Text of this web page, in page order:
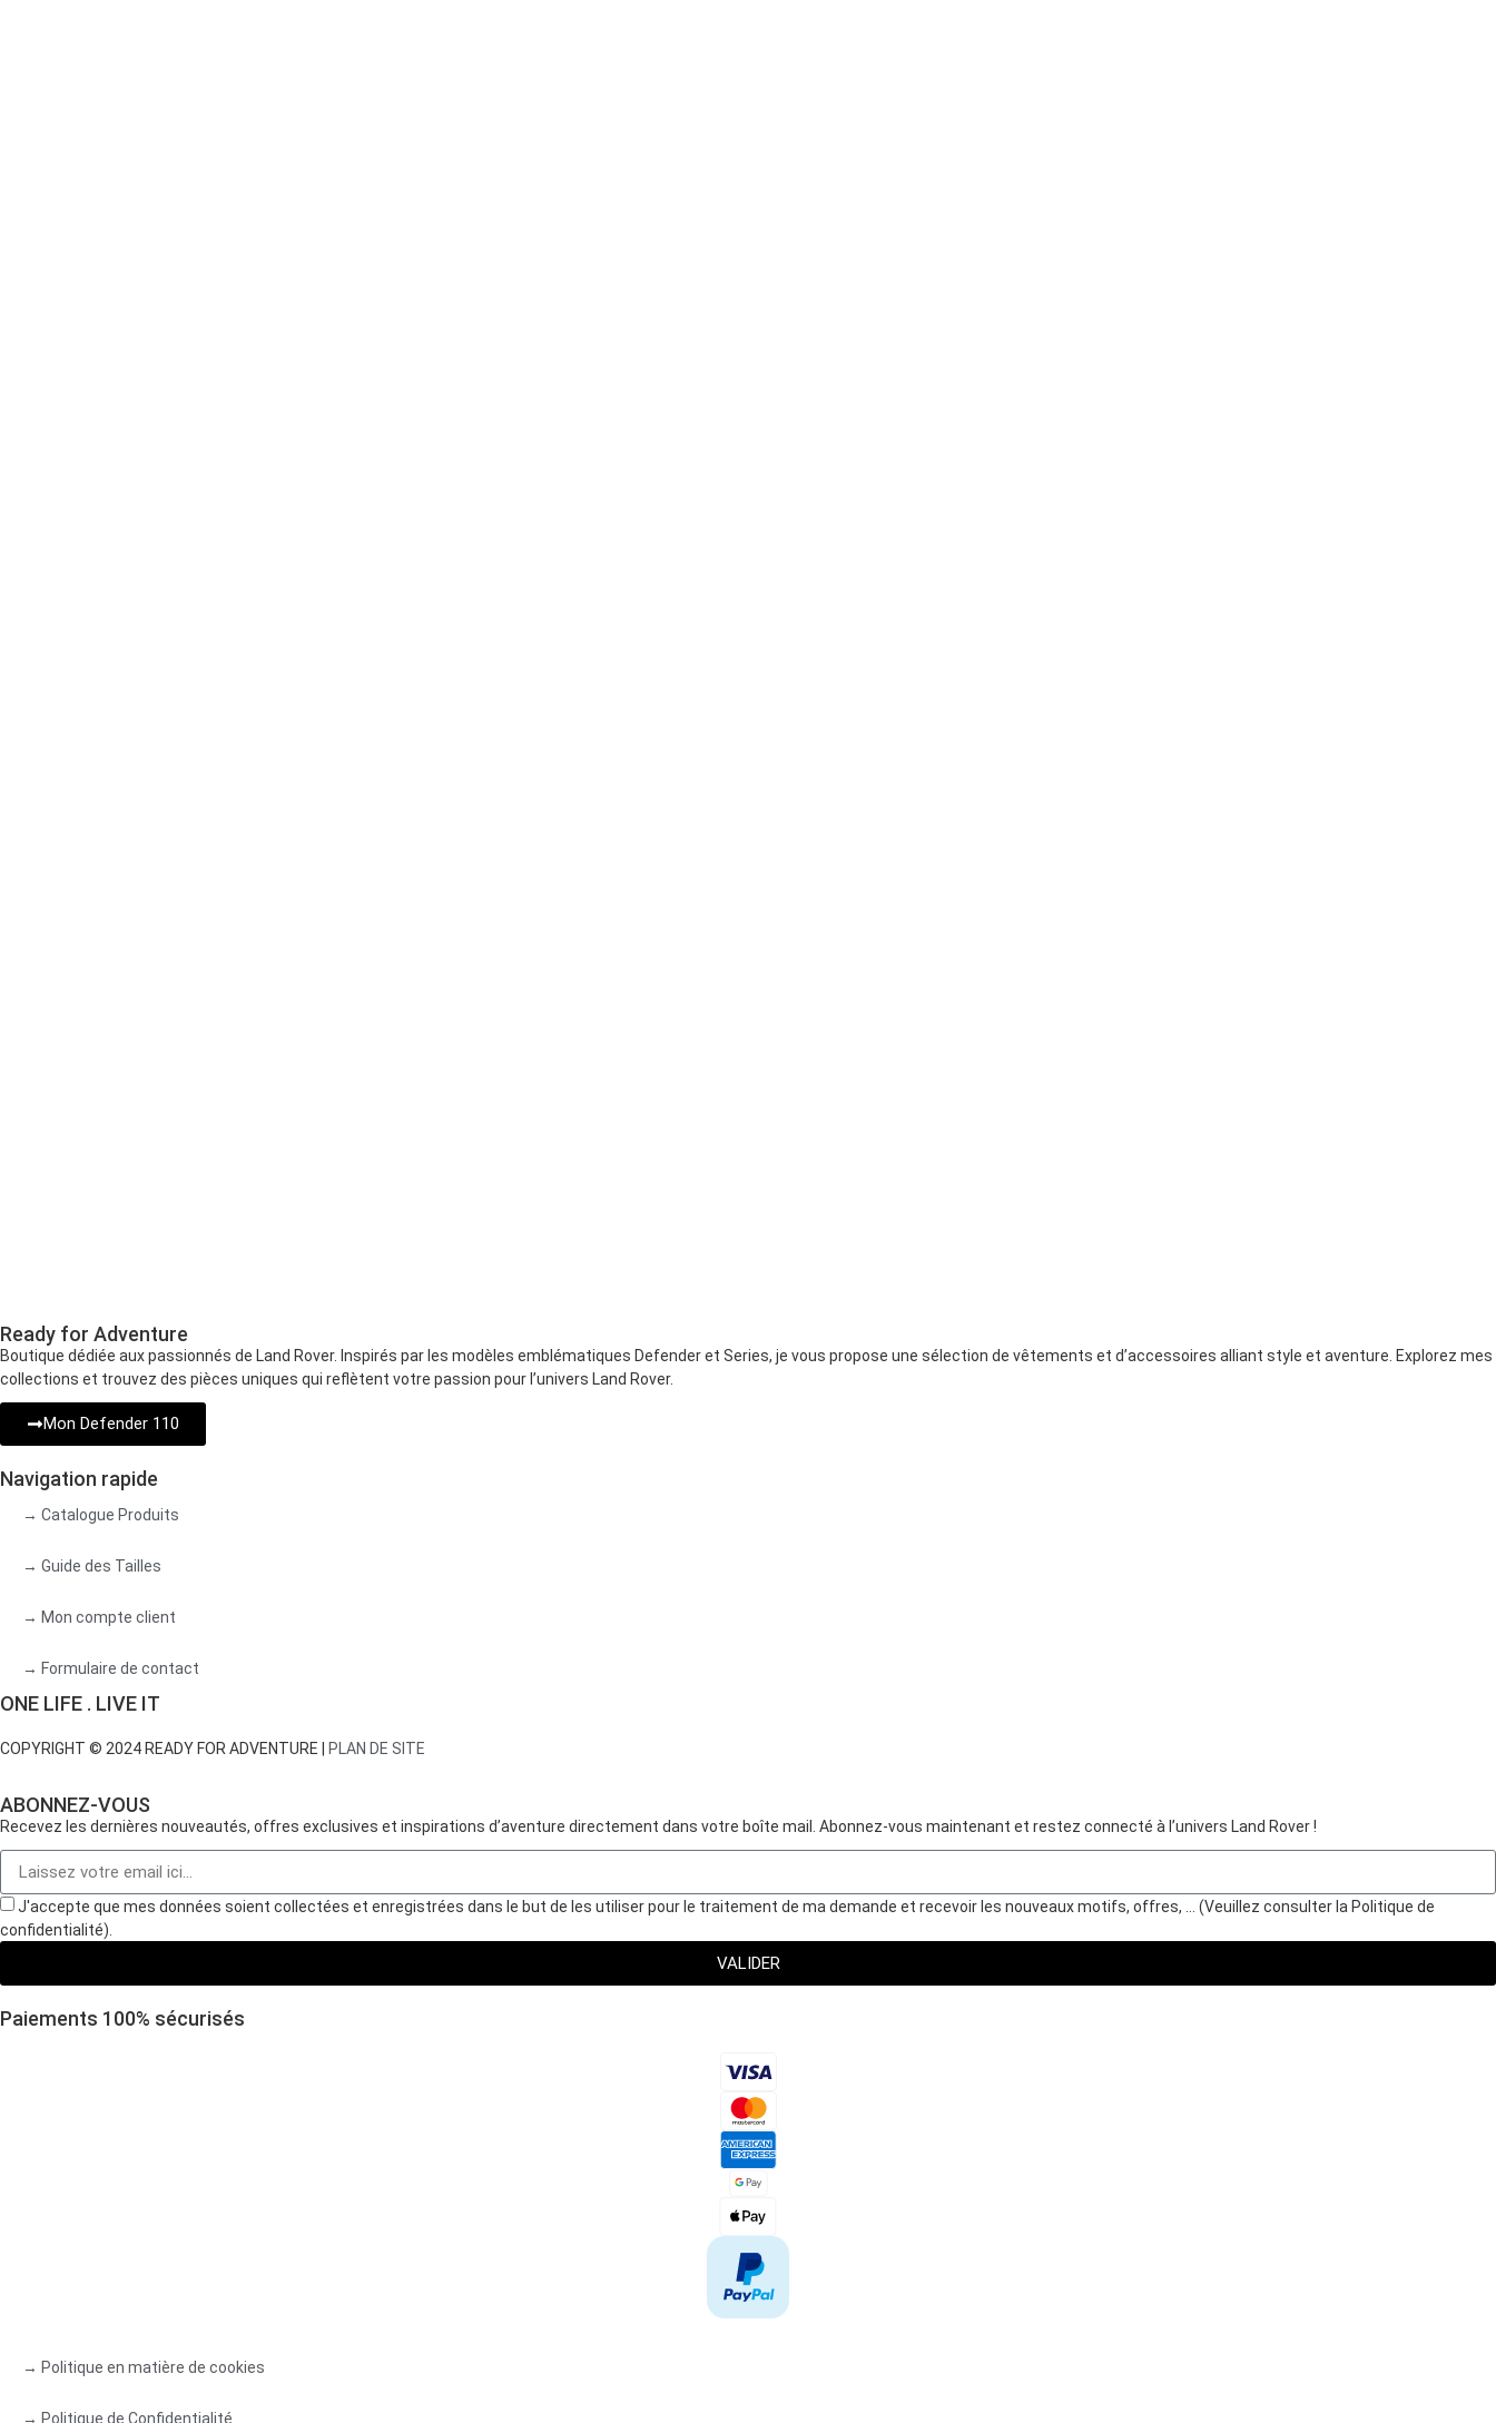
Ready for Adventure
Boutique dédiée aux passionnés de Land Rover. Inspirés par les modèles emblématiques Defender et Series, je vous propose une sélection de vêtements et d’accessoires alliant style et aventure. Explorez mes
collections et trouvez des pièces uniques qui reflètent votre passion pour l’univers Land Rover.
Mon Defender 110
Navigation rapide
→ Catalogue Produits
→ Guide des Tailles
→ Mon compte client
→ Formulaire de contact
ONE LIFE . LIVE IT
COPYRIGHT © 2024 READY FOR ADVENTURE | PLAN DE SITE
ABONNEZ-VOUS
Recevez les dernières nouveautés, offres exclusives et inspirations d’aventure directement dans votre boîte mail. Abonnez-vous maintenant et restez connecté à l’univers Land Rover !
J'accepte que mes données soient collectées et enregistrées dans le but de les utiliser pour le traitement de ma demande et recevoir les nouveaux motifs, offres, … (Veuillez consulter la Politique de
confidentialité).
VALIDER
Paiements 100% sécurisés
→ Politique en matière de cookies
→ Politique de Confidentialité